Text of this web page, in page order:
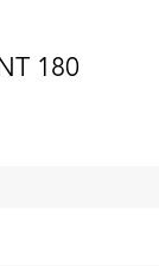
180